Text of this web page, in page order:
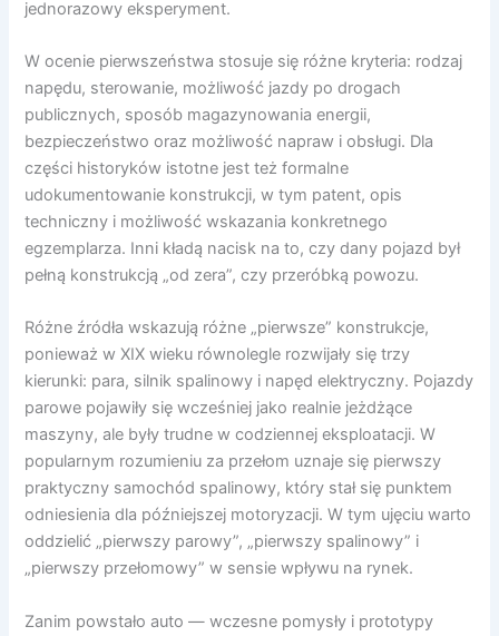
jednorazowy eksperyment.
W ocenie pierwszeństwa stosuje się różne kryteria: rodzaj
napędu, sterowanie, możliwość jazdy po drogach
publicznych, sposób magazynowania energii,
bezpieczeństwo oraz możliwość napraw i obsługi. Dla
części historyków istotne jest też formalne
udokumentowanie konstrukcji, w tym patent, opis
techniczny i możliwość wskazania konkretnego
egzemplarza. Inni kładą nacisk na to, czy dany pojazd był
pełną konstrukcją „od zera”, czy przeróbką powozu.
Różne źródła wskazują różne „pierwsze” konstrukcje,
ponieważ w XIX wieku równolegle rozwijały się trzy
kierunki: para, silnik spalinowy i napęd elektryczny. Pojazdy
parowe pojawiły się wcześniej jako realnie jeżdżące
maszyny, ale były trudne w codziennej eksploatacji. W
popularnym rozumieniu za przełom uznaje się pierwszy
praktyczny samochód spalinowy, który stał się punktem
odniesienia dla późniejszej motoryzacji. W tym ujęciu warto
oddzielić „pierwszy parowy”, „pierwszy spalinowy” i
„pierwszy przełomowy” w sensie wpływu na rynek.
Zanim powstało auto — wczesne pomysły i prototypy